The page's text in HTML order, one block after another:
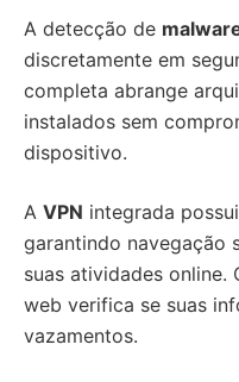
A detecção de
discretamente em
completa abrange
instalados sem
dispositivo.
A VPN integrada
garantindo navegação
suas atividades
web verifica se suas
vazamentos.